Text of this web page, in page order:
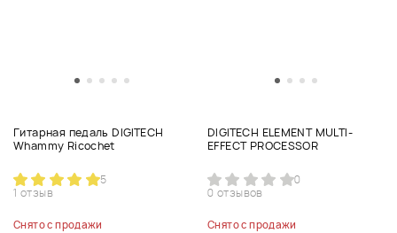
Гитарная педаль DIGITECH
Whammy Ricochet
5
1 отзыв
Снято с продажи
DIGITECH ELEMENT MULTI-
EFFECT PROCESSOR
0
0 отзывов
Снято с продажи